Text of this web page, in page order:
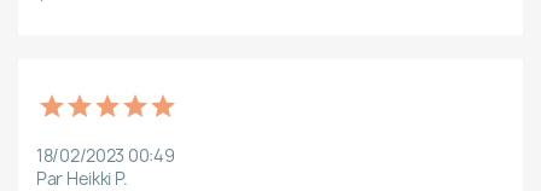
18/02/2023 00:49
Par Heikki P.